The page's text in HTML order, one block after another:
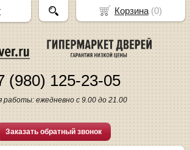
(980) 125-23-05
работы: ежедневно с 9.00 до 21.00
Заказать обратный звонок
Корзина(0)